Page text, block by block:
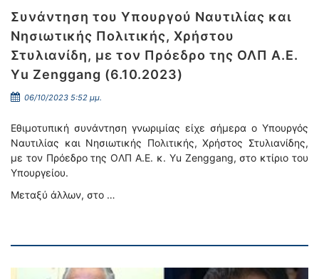
Συνάντηση του Υπουργού Ναυτιλίας και
Νησιωτικής Πολιτικής, Χρήστου
Στυλιανίδη, με τον Πρόεδρο της ΟΛΠ Α.Ε.
Υu Zenggang (6.10.2023)
06/10/2023 5:52 μμ.
Εθιμοτυπική συνάντηση γνωριμίας είχε σήμερα ο Υπουργός
Ναυτιλίας και Νησιωτικής Πολιτικής, Χρήστος Στυλιανίδης,
με τον Πρόεδρο της ΟΛΠ Α.Ε. κ. Υu Zenggang, στο κτίριο του
Υπουργείου.
Μεταξύ άλλων, στο …